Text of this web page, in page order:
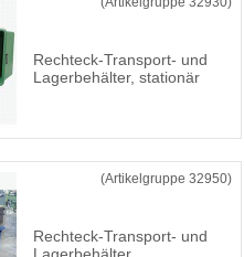
Rechteck-Transport- und
Lagerbehälter, stationär
(Artikelgruppe 32950)
Rechteck-Transport- und